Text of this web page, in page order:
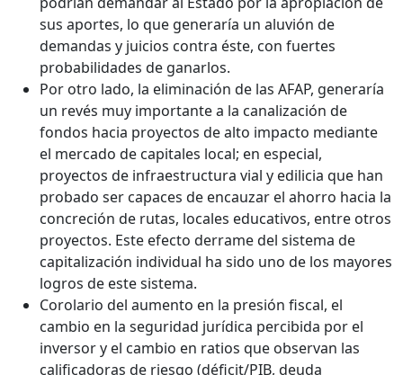
sus aportes, lo que generaría un aluvión de
demandas y juicios contra éste, con fuertes
probabilidades de ganarlos.
Por otro lado, la eliminación de las AFAP, generaría
un revés muy importante a la canalización de
fondos hacia proyectos de alto impacto mediante
el mercado de capitales local; en especial,
proyectos de infraestructura vial y edilicia que han
probado ser capaces de encauzar el ahorro hacia la
concreción de rutas, locales educativos, entre otros
proyectos. Este efecto derrame del sistema de
capitalización individual ha sido uno de los mayores
logros de este sistema.
Corolario del aumento en la presión fiscal, el
cambio en la seguridad jurídica percibida por el
inversor y el cambio en ratios que observan las
calificadoras de riesgo (déficit/PIB, deuda